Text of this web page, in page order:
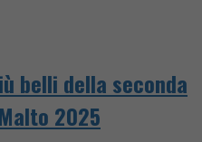
belli della seconda
2025